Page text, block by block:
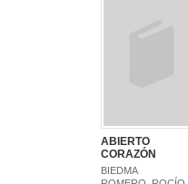
ABIERTO
CORAZÓN
BIEDMA